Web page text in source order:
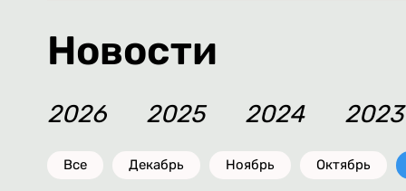
Новости
2026 2025 2024 2023
Все Декабрь Ноябрь Октябрь